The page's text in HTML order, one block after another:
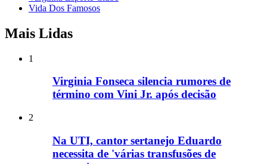
Vida Dos Famosos
Mais Lidas
1
Virginia Fonseca silencia rumores de
término com Vini Jr. após decisão
2
Na UTI, cantor sertanejo Eduardo
necessita de 'várias transfusões de